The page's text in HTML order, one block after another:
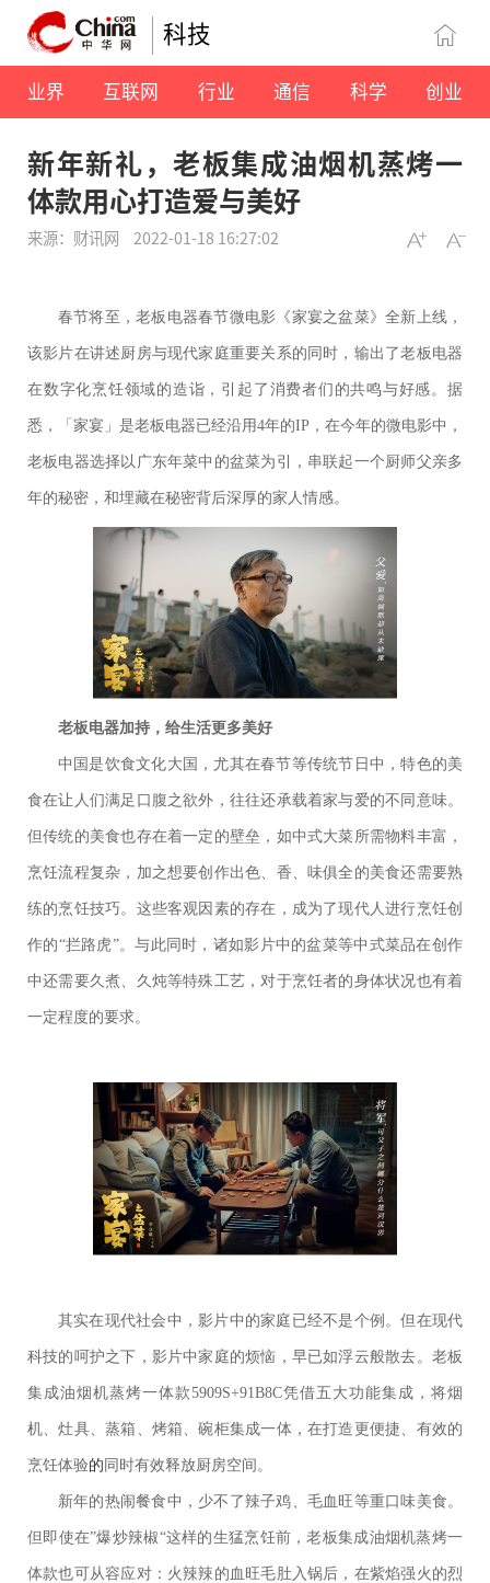
科技
业界 互联网 行业 通信 科学 创业
新年新礼，老板集成油烟机蒸烤一
体款用心打造爱与美好
来源：财讯网 2022-01-18 16:27:02
春节将至，老板电器春节微电影《家宴之盆菜》全新上线，
该影片在讲述厨房与现代家庭重要关系的同时，输出了老板电器
在数字化烹饪领域的造诣，引起了消费者们的共鸣与好感。据
悉，「家宴」是老板电器已经沿用4年的IP，在今年的微电影中，
老板电器选择以广东年菜中的盆菜为引，串联起一个厨师父亲多
年的秘密，和埋藏在秘密背后深厚的家人情感。
老板电器加持，给生活更多美好
中国是饮食文化大国，尤其在春节等传统节日中，特色的美
食在让人们满足口腹之欲外，往往还承载着家与爱的不同意味。
但传统的美食也存在着一定的壁垒，如中式大菜所需物料丰富，
烹饪流程复杂，加之想要创作出色、香、味俱全的美食还需要熟
练的烹饪技巧。这些客观因素的存在，成为了现代人进行烹饪创
作的“拦路虎”。与此同时，诸如影片中的盆菜等中式菜品在创作
中还需要久煮、久炖等特殊工艺，对于烹饪者的身体状况也有着
一定程度的要求。
其实在现代社会中，影片中的家庭已经不是个例。但在现代
科技的呵护之下，影片中家庭的烦恼，早已如浮云般散去。老板
集成油烟机蒸烤一体款5909S+91B8C凭借五大功能集成，将烟
机、灶具、蒸箱、烤箱、碗柜集成一体，在打造更便捷、有效的
烹饪体验的 同时有效释放厨房空间。
新年的热闹餐食中，少不了辣子鸡、毛血旺等重口味美食。
但即使在”爆炒辣椒“这样的生猛烹饪前，老板集成油烟机蒸烤一
体款也可从容应对：火辣辣的血旺毛肚入锅后，在紫焰强火的烈